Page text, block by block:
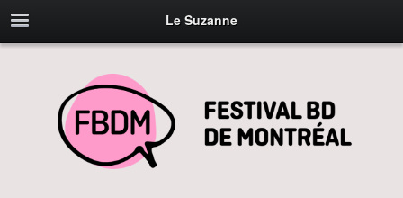
Le Suzanne